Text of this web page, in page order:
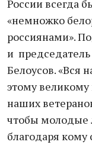
России всегда
«немножко
россиянами».
и
Белоусов. «Вся
этому
наших
чтобы молодые
благодаря кому